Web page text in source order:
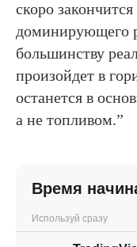
скоро
доминирующего
большинству
произойдет в
останется в
а не топливом.”
Время
Используй сразу